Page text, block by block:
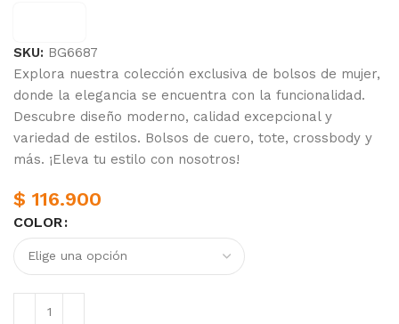
SKU: BG6687
Explora nuestra colección exclusiva de bolsos de mujer,
donde la elegancia se encuentra con la funcionalidad.
Descubre diseño moderno, calidad excepcional y
variedad de estilos. Bolsos de cuero, tote, crossbody y
más. ¡Eleva tu estilo con nosotros!
$ 116.900
COLOR